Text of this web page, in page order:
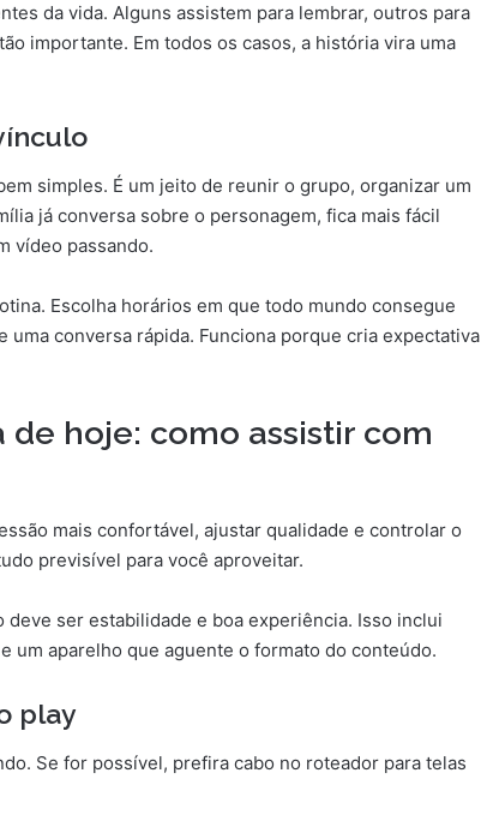
da vida. Alguns assistem para lembrar, outros para
importante. Em todos os casos, a história vira uma
simples. É um jeito de reunir o grupo, organizar um
já conversa sobre o personagem, fica mais fácil
vídeo passando.
Escolha horários em que todo mundo consegue
conversa rápida. Funciona porque cria expectativa
hoje: como assistir com
mais confortável, ajustar qualidade e controlar o
previsível para você aproveitar.
ser estabilidade e boa experiência. Isso inclui
um aparelho que aguente o formato do conteúdo.
play
Se for possível, prefira cabo no roteador para telas